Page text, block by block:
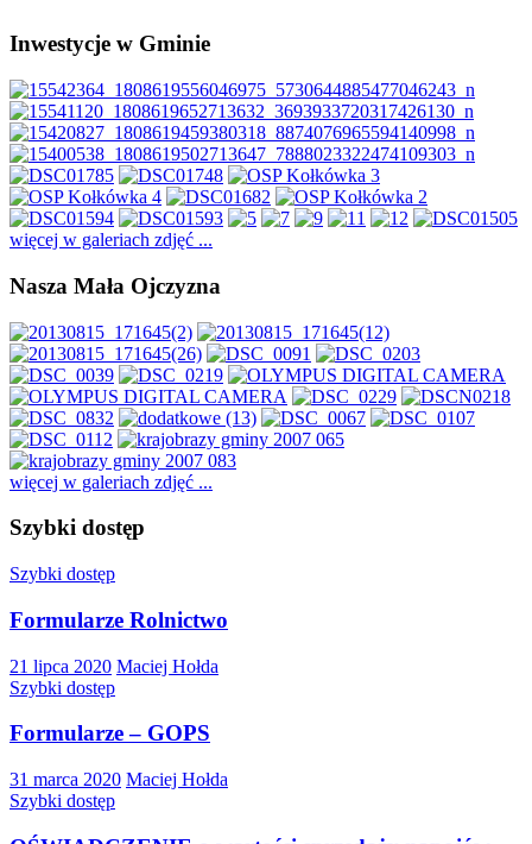
Inwestycje w Gminie
więcej w galeriach zdjęć ...
Nasza Mała Ojczyzna
więcej w galeriach zdjęć ...
Szybki dostęp
Szybki dostęp
Formularze Rolnictwo
21 lipca 2020 Maciej Hołda
Szybki dostęp
Formularze – GOPS
31 marca 2020 Maciej Hołda
Szybki dostęp